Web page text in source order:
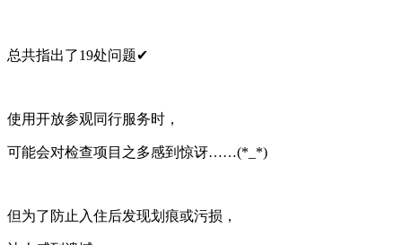
总共指出了19处问题✔
使用开放参观同行服务时，
可能会对检查项目之多感到惊讶……(*_*)
但为了防止入住后发现划痕或污损，